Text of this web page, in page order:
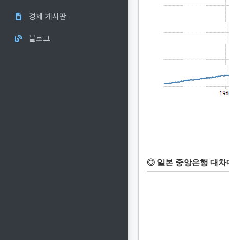
경제 게시판
블로그
◎ 일본 중앙은행 대차